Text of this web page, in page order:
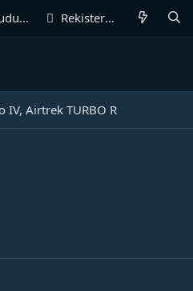
Rekisteröidy
IV, Airtrek TURBO R